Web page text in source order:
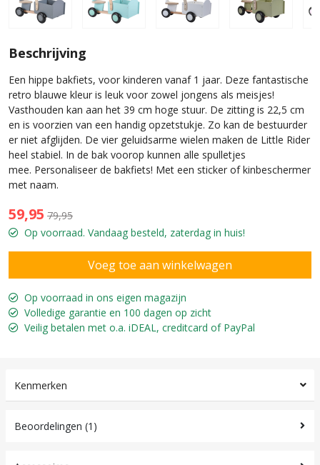
Beschrijving
Een hippe bakfiets, voor kinderen vanaf 1 jaar. Deze fantastische
retro blauwe kleur is leuk voor zowel jongens als meisjes!
Vasthouden kan aan het 39 cm hoge stuur. De zitting is 22,5 cm
en is voorzien van een handig opzetstukje. Zo kan de bestuurder
er niet afglijden. De vier geluidsarme wielen maken de Little Rider
heel stabiel. In de bak voorop kunnen alle spulletjes
mee. Personaliseer de bakfiets! Met een sticker of kinbeschermer
met naam.
59,95 79,95
Op voorraad. Vandaag besteld, zaterdag in huis!
Op voorraad in ons eigen magazijn
Volledige garantie en 100 dagen op zicht
Veilig betalen met o.a. iDEAL, creditcard of PayPal
Kenmerken
Beoordelingen (1)